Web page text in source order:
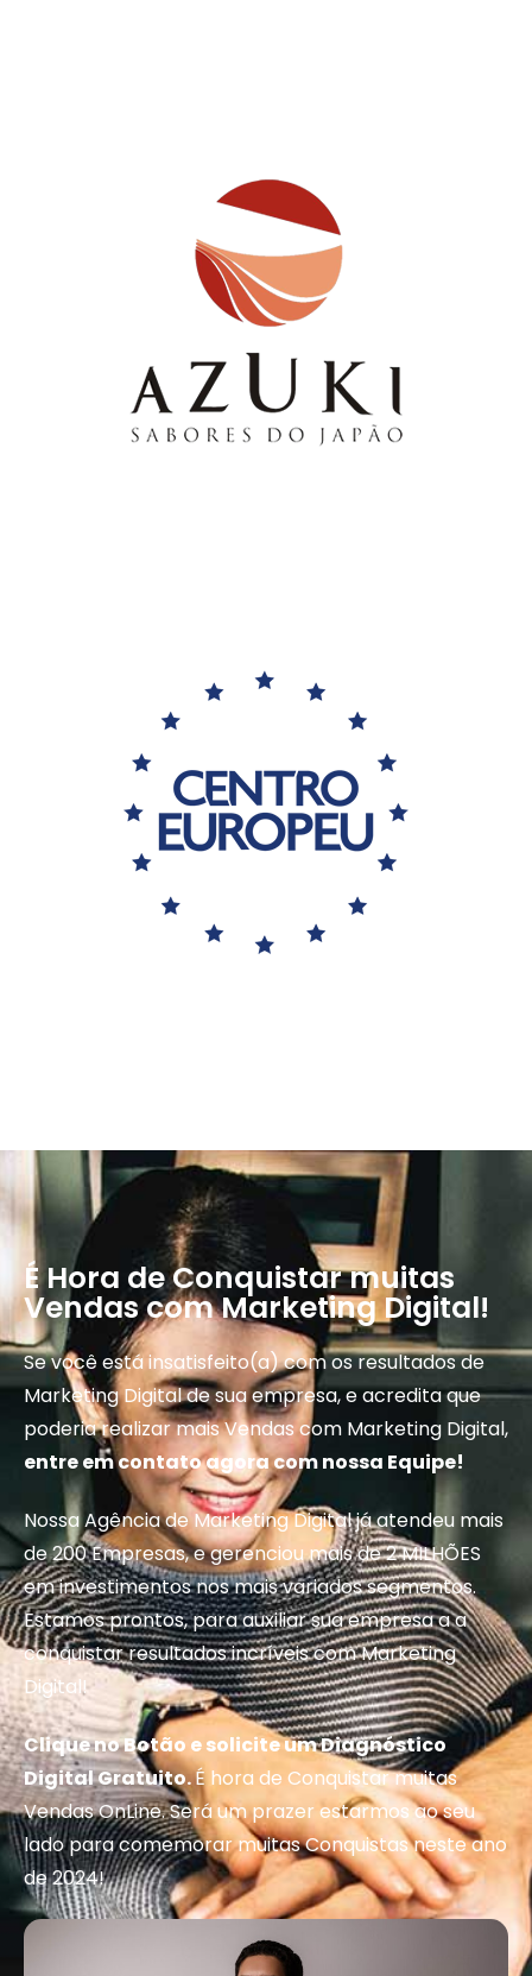
É Hora de Conquistar muitas
Vendas com Marketing Digital!
Se você está insatisfeito(a) com os resultados de
Marketing Digital de sua empresa, e acredita que
poderia realizar mais Vendas com Marketing Digital,
entre em contato agora com nossa Equipe!
Nossa Agência de Marketing Digital já atendeu mais
de 200 Empresas, e gerenciou mais de 2 MILHÕES
em investimentos nos mais variados segmentos.
Estamos prontos, para auxiliar sua empresa a a
conquistar resultados incríveis com Marketing
Digital!
Clique no Botão e solicite um Diagnóstico
Digital Gratuito.É hora de Conquistar muitas
Vendas OnLine. Será um prazer estarmos ao seu
lado para comemorar muitas Conquistas neste ano
de 2024!